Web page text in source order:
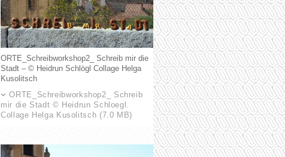
ORTE_Schreibworkshop2_ Schreib mir die
Stadt – © Heidrun Schlögl Collage Helga
Kusolitsch
ORTE_Schreibworkshop2_ Schreib
mir die Stadt © Heidrun Schloegl.
Collage Helga Kusolitsch (7.0 MB)